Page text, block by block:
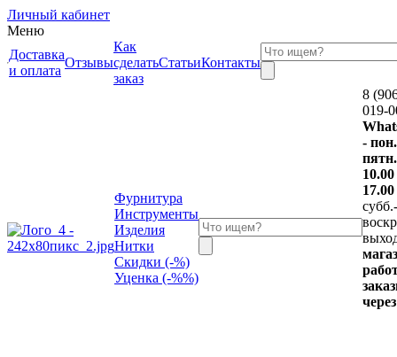
Личный кабинет
Меню
Доставка
и оплата
Отзывы
Как
сделать
заказ
СтатьиКонтакты
Фурнитура
Инструменты
Изделия
Нитки
Скидки (-%)
Уценка (-%%)
8
019-
-
17.00
субб.-